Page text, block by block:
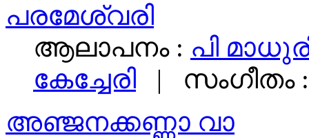
പരമേശ്വരി
ആലാപനം : പി
കേച്ചേരി | സംഗീതം
അഞ്ജനക്കണ്ണാ വാ